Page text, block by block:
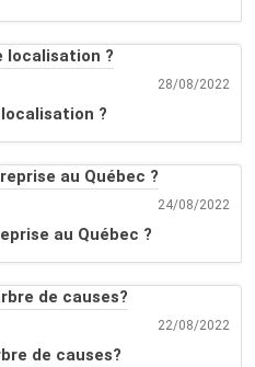
28/08/2022
?
24/08/2022
au Québec ?
22/08/2022
de causes?